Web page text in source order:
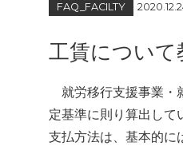
FAQ_FACILTY
工賃について
就労移行支援事業・
定基準に則り算出して
支払方法は、基本的に